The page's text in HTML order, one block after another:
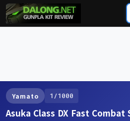
Yamato 1/1000
Asuka Class DX Fast